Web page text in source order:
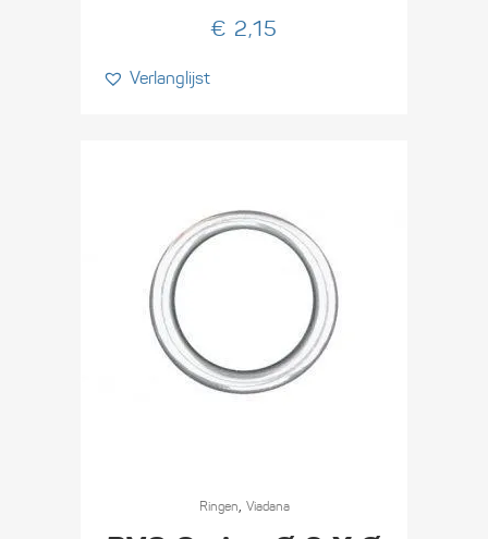
€ 2,15
Verlanglijst
Ringen, Viadana